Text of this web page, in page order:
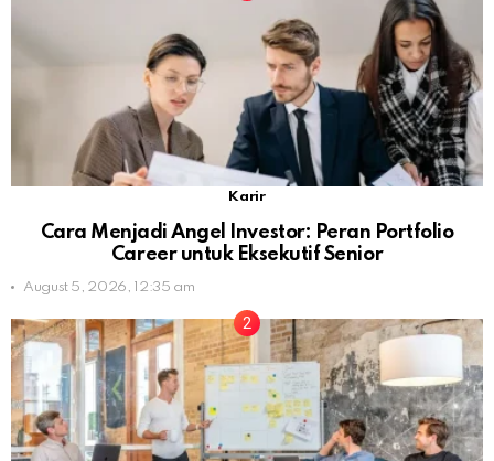
Karir
Cara Menjadi Angel Investor: Peran Portfolio
Career untuk Eksekutif Senior
August 5, 2026, 12:35 am